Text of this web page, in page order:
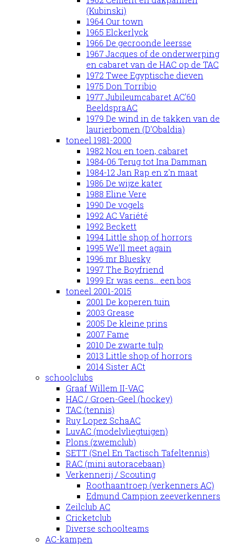
(Kubinski)
1964 Our town
1965 Elckerlyck
1966 De gecroonde leersse
1967 Jacques of de onderwerping
en cabaret van de HAC op de TAC
1972 Twee Egyptische dieven
1975 Don Torribio
1977 Jubileumcabaret AC'60
BeeldspraAC
1979 De wind in de takken van de
laurierbomen (D'Obaldia)
toneel 1981-2000
1982 Nou en toen, cabaret
1984-06 Terug tot Ina Damman
1984-12 Jan Rap en z'n maat
1986 De wijze kater
1988 Eline Vere
1990 De vogels
1992 AC Variété
1992 Beckett
1994 Little shop of horrors
1995 We'll meet again
1996 mr Bluesky
1997 The Boyfriend
1999 Er was eens... een bos
toneel 2001-2015
2001 De koperen tuin
2003 Grease
2005 De kleine prins
2007 Fame
2010 De zwarte tulp
2013 Little shop of horrors
2014 Sister ACt
schoolclubs
Graaf Willem II-VAC
HAC / Groen-Geel (hockey)
TAC (tennis)
Ruy Lopez SchaAC
LuvAC (modelvliegtuigen)
Plons (zwemclub)
SETT (Snel En Tactisch Tafeltennis)
RAC (mini autoracebaan)
Verkennerij / Scouting
Roothaantroep (verkenners AC)
Edmund Campion zeeverkenners
Zeilclub AC
Cricketclub
Diverse schoolteams
AC-kampen